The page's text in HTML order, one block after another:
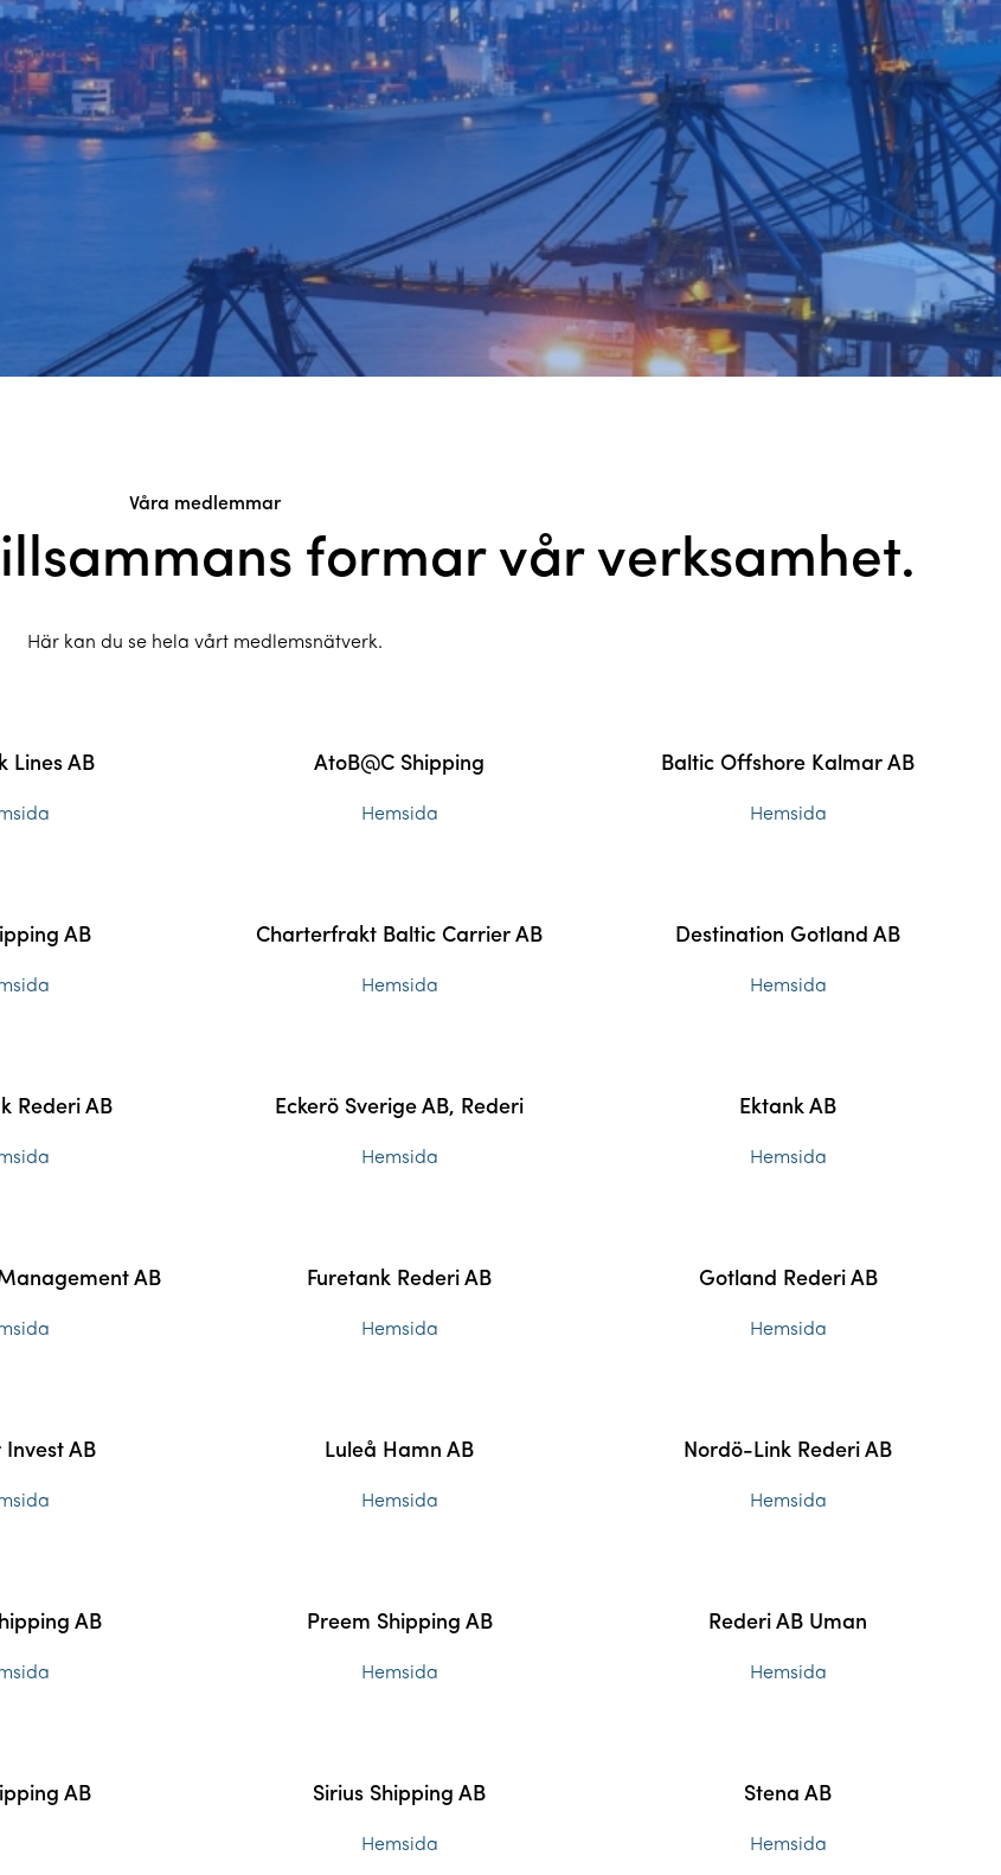
Våra medlemmar
formar vår verksamhet.
Här kan du se hela vårt medlemsnätverk.
Lines AB AtoB@C Shipping
Hemsida
Baltic Offshore Kalmar AB
Hemsida
AB Charterfrakt Baltic Carrier AB
Hemsida
Destination Gotland AB
Hemsida
Rederi AB Eckerö Sverige AB, Rederi
Hemsida
Ektank AB
Hemsida
AB Furetank Rederi AB
Hemsida
Gotland Rederi AB
Hemsida
AB Luleå Hamn AB
Hemsida
Nordö-Link Rederi AB
Hemsida
AB Preem Shipping AB
Hemsida
Rederi AB Uman
Hemsida
AB Sirius Shipping AB
Hemsida
Stena AB
Hemsida